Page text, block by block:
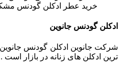
خرید عطر ادکلن گودنس
ادکلن گودنس جانوین
شرکت جانوین ادکلن گودنس جانوین
ترین ادکلن های زنانه در بازار